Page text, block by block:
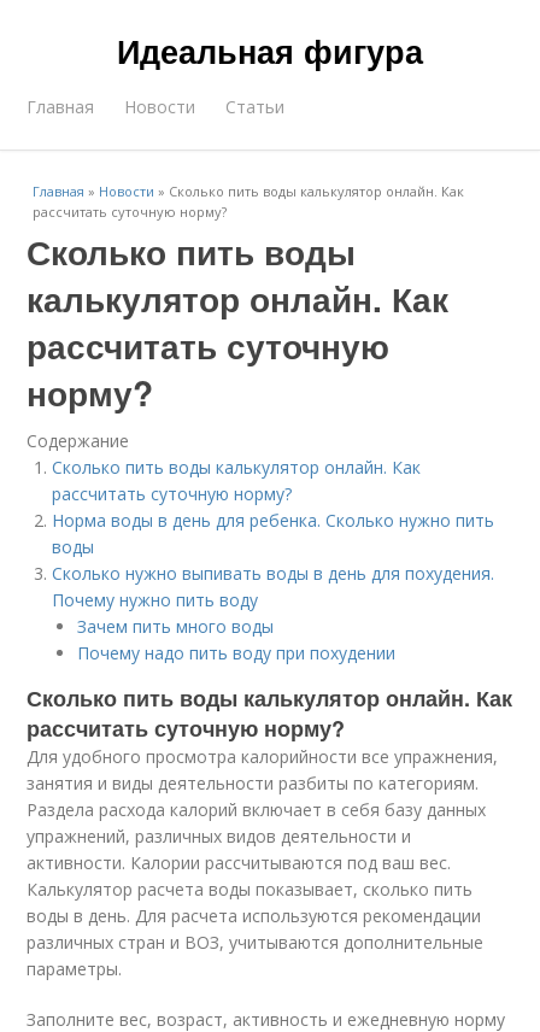
Идеальная фигура
Главная Новости Статьи
Главная » Новости » Сколько пить воды калькулятор онлайн. Как
рассчитать суточную норму?
Сколько пить воды
калькулятор онлайн. Как
рассчитать суточную
норму?
Содержание
Сколько пить воды калькулятор онлайн. Как
рассчитать суточную норму?
Норма воды в день для ребенка. Сколько нужно пить
воды
Сколько нужно выпивать воды в день для похудения.
Почему нужно пить воду
Зачем пить много воды
Почему надо пить воду при похудении
Сколько пить воды калькулятор онлайн. Как
рассчитать суточную норму?
Для удобного просмотра калорийности все упражнения,
занятия и виды деятельности разбиты по категориям.
Раздела расхода калорий включает в себя базу данных
упражнений, различных видов деятельности и
активности. Калории рассчитываются под ваш вес.
Калькулятор расчета воды показывает, сколько пить
воды в день. Для расчета используются рекомендации
различных стран и ВОЗ, учитываются дополнительные
параметры.
Заполните вес, возраст, активность и ежедневную норму